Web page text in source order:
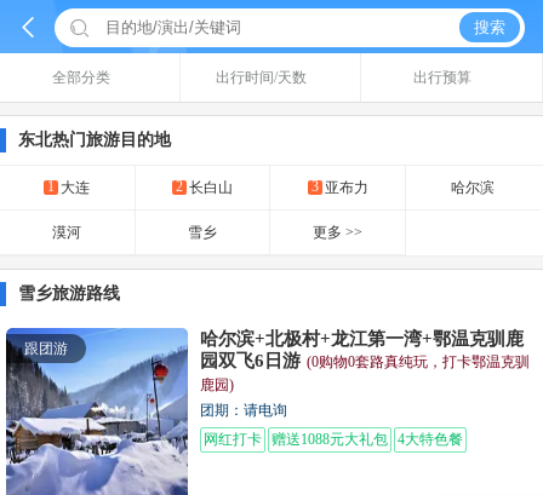
  搜索
全部分类 出行时间/天数 出行预算
东北热门旅游目的地
1 大连 2 长白山 3 亚布力 哈尔滨
漠河 雪乡 更多 >>
雪乡旅游路线
跟团游
哈尔滨+北极村+龙江第一湾+鄂温克驯鹿
园双飞6日游 (0购物0套路真纯玩，打卡鄂温克驯
鹿园)
团期：请电询
网红打卡 赠送1088元大礼包 4大特色餐